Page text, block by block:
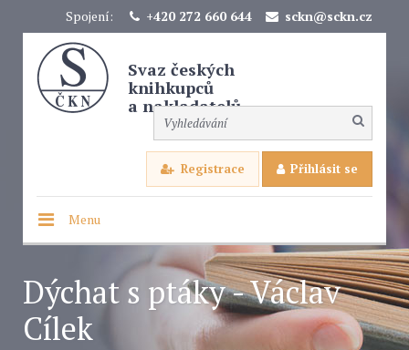
Spojení: +420 272 660 644 sckn@sckn.cz
Svaz českých
knihkupců
a nakladatelů
Registrace Přihlásit se
Menu
Dýchat s ptáky - Václav
Cílek